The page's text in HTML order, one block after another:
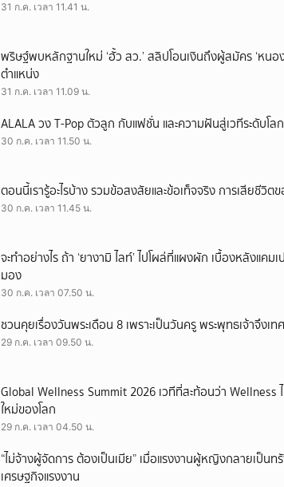
31 ก.ค. เวลา 11.41 น.
พริษฐ์พบหลักฐานใหม่ ‘ฮั้ว สว.’ สลิปโอนเงินถึงผู้สมัคร ‘หน
ตำแหน่ง
31 ก.ค. เวลา 11.09 น.
ALALA วง T-Pop ตัวลูก กับแฟชั่น และความฝันสู่เวทีระดับโลก
30 ก.ค. เวลา 11.50 น.
ตอนนี้เรารู้อะไรบ้าง รวมข้อสงสัยและข้อเท็จจริง การเสียชีวิตข
30 ก.ค. เวลา 11.45 น.
จะทำอย่างไร ถ้า ‘ยางามิ ไลท์’ ไปโผล่ที่แผงผัก เบื้องหลังแ
มอง
30 ก.ค. เวลา 07.50 น.
ชวนคุยเรื่องวันพระเดือน 8 เพราะเป็นวันครู พระพุทธเจ้าจึงเท
29 ก.ค. เวลา 09.50 น.
Global Wellness Summit 2026 เวทีที่สะท้อนว่า Wellness
ใหม่ของโลก
29 ก.ค. เวลา 04.50 น.
“ไม่จ้างผู้จัดการ ต้องเป็นเมีย” เมื่อแรงงานผู้หญิงกลายเป็น
เศรษฐกิจแรงงาน